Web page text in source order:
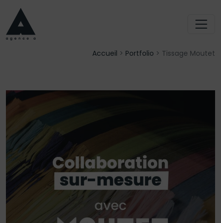
Accueil > Portfolio > Tissage Moutet